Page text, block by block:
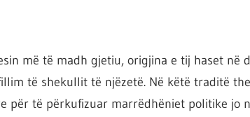
më të madh gjetiu, origjina e tij haset në
të shekullit të njëzetë. Në këtë traditë
për të përkufizuar marrëdhëniet politike jo